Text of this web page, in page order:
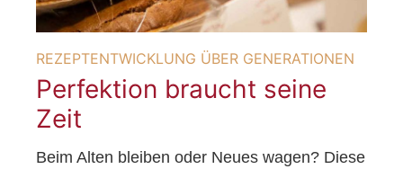
REZEPTENTWICKLUNG ÜBER GENERATIONEN
Perfektion braucht seine
Zeit
Beim Alten bleiben oder Neues wagen? Diese